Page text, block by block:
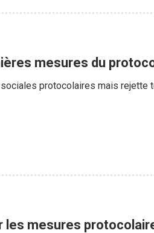
mesures du
protocolaires mais rejette
les mesures